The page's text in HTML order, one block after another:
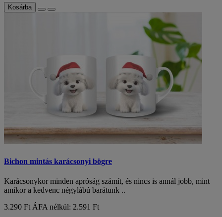
Kosárba
Bichon mintás karácsonyi bögre
Karácsonykor minden apróság számít, és nincs is annál jobb, mint
amikor a kedvenc négylábú barátunk ..
3.290 Ft ÁFA nélkül: 2.591 Ft